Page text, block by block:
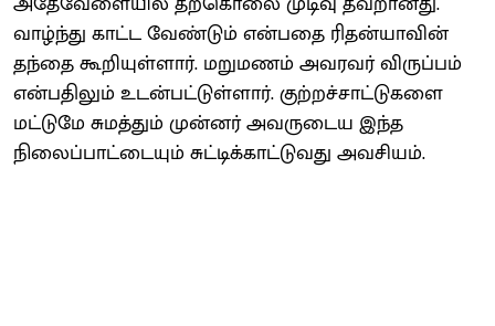
வாழ்ந்து காட்ட வேண்டும் என்பதை ரிதன்யாவின்
தந்தை கூறியுள்ளார். மறுமணம் அவரவர் விருப்பம்
என்பதிலும் உடன்பட்டுள்ளார். குற்றச்சாட்டுகளை
மட்டுமே சுமத்தும் முன்னர் அவருடைய இந்த
நிலைப்பாட்டையும் சுட்டிக்காட்டுவது அவசியம்.